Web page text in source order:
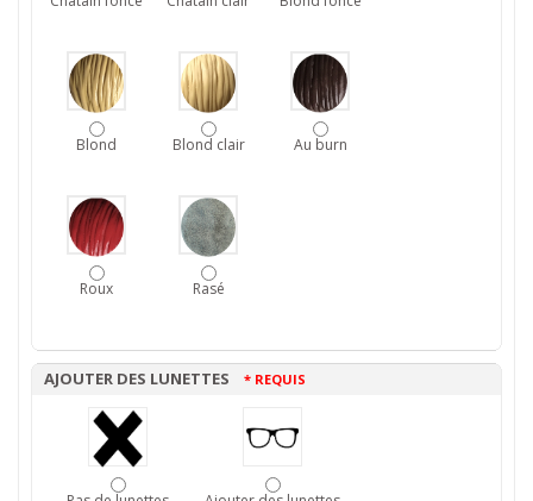
Blond Blond clair Au burn
Roux Rasé
AJOUTER DES LUNETTES * REQUIS